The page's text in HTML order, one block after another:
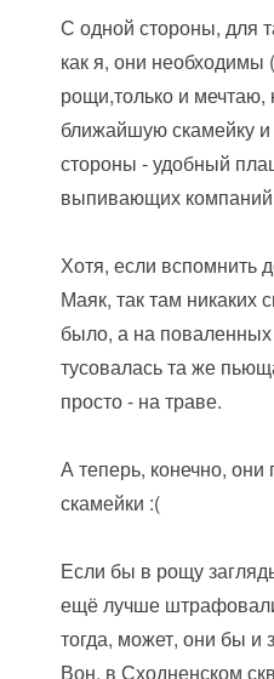
С одной стороны, для
как я, они необходимы
рощи,только и мечтаю,
ближайшую скамейку и
стороны - удобный
выпивающих
Хотя, если вспомнить
Маяк, так там никаких
было, а на поваленных
тусовалась та же
просто - на траве.
А теперь, конечно,
скамейки :(
Если бы в рощу
ещё лучше
тогда, может, они бы и
Вон, в Сходненском